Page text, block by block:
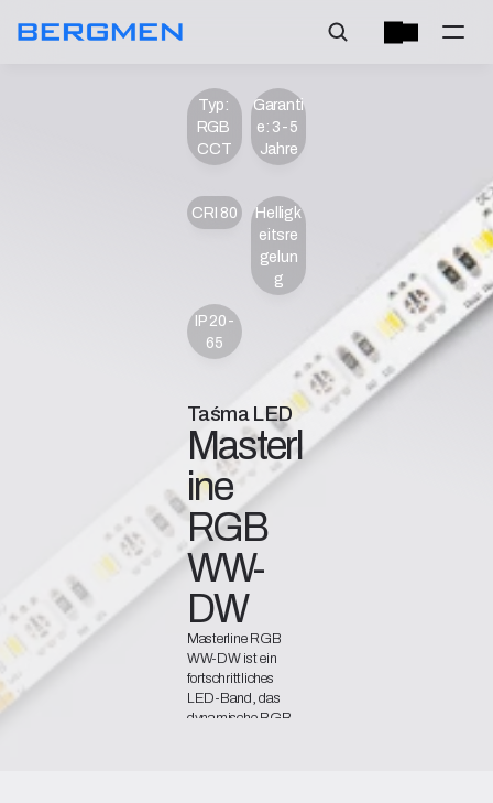
Helligk
eitsre
gelun
g
Garanti
e: 3-5
Jahre
Typ:
RGB
CCT
IP 20-
65
CRI 80
Taśma LED
Masterl
ine
RGB
WW-
DW
Masterline RGB
WW-DW ist ein
fortschrittliches
LED-Band, das
dynamische RGB-